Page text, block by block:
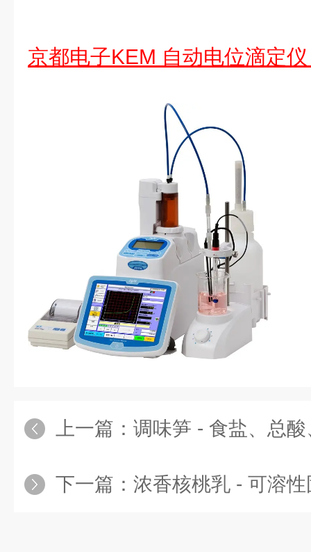
京都电子KEM 自动电位滴定
上一篇： 调味笋 - 食盐、总
下一篇： 浓香核桃乳 - 可溶性固形